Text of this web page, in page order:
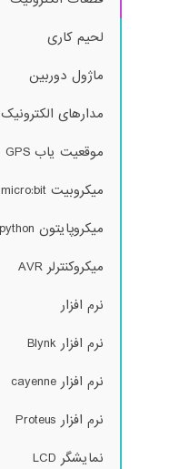
لحیم کاری
ماژول دوربین
مدارهای الکترونیک
موقعیت یاب GPS
میکروبیت micro:bit
میکروپایتون Micropython
میکروکنترلر AVR
نرم افزار
نرم افزار Blynk
نرم افزار cayenne
نرم افزار Proteus
نمایشگر LCD